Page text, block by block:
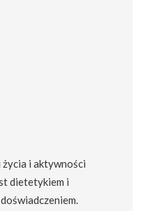
i aktywności
dietetykiem i